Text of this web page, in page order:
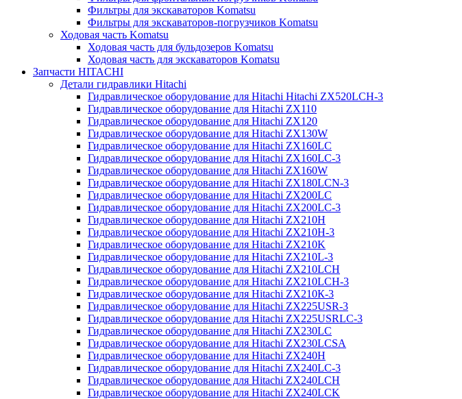
Фильтры для экскаваторов Komatsu
Фильтры для экскаваторов-погрузчиков Komatsu
Ходовая часть Komatsu
Ходовая часть для бульдозеров Komatsu
Ходовая часть для экскаваторов Komatsu
Запчасти HITACHI
Детали гидравлики Hitachi
Гидравлическое оборудование для Hitachi Hitachi ZX520LCH-3
Гидравлическое оборудование для Hitachi ZX110
Гидравлическое оборудование для Hitachi ZX120
Гидравлическое оборудование для Hitachi ZX130W
Гидравлическое оборудование для Hitachi ZX160LC
Гидравлическое оборудование для Hitachi ZX160LC-3
Гидравлическое оборудование для Hitachi ZX160W
Гидравлическое оборудование для Hitachi ZX180LCN-3
Гидравлическое оборудование для Hitachi ZX200LC
Гидравлическое оборудование для Hitachi ZX200LC-3
Гидравлическое оборудование для Hitachi ZX210H
Гидравлическое оборудование для Hitachi ZX210H-3
Гидравлическое оборудование для Hitachi ZX210K
Гидравлическое оборудование для Hitachi ZX210L-3
Гидравлическое оборудование для Hitachi ZX210LCH
Гидравлическое оборудование для Hitachi ZX210LCH-3
Гидравлическое оборудование для Hitachi ZX210К-3
Гидравлическое оборудование для Hitachi ZX225USR-3
Гидравлическое оборудование для Hitachi ZX225USRLC-3
Гидравлическое оборудование для Hitachi ZX230LC
Гидравлическое оборудование для Hitachi ZX230LCSA
Гидравлическое оборудование для Hitachi ZX240H
Гидравлическое оборудование для Hitachi ZX240LC-3
Гидравлическое оборудование для Hitachi ZX240LCH
Гидравлическое оборудование для Hitachi ZX240LCK